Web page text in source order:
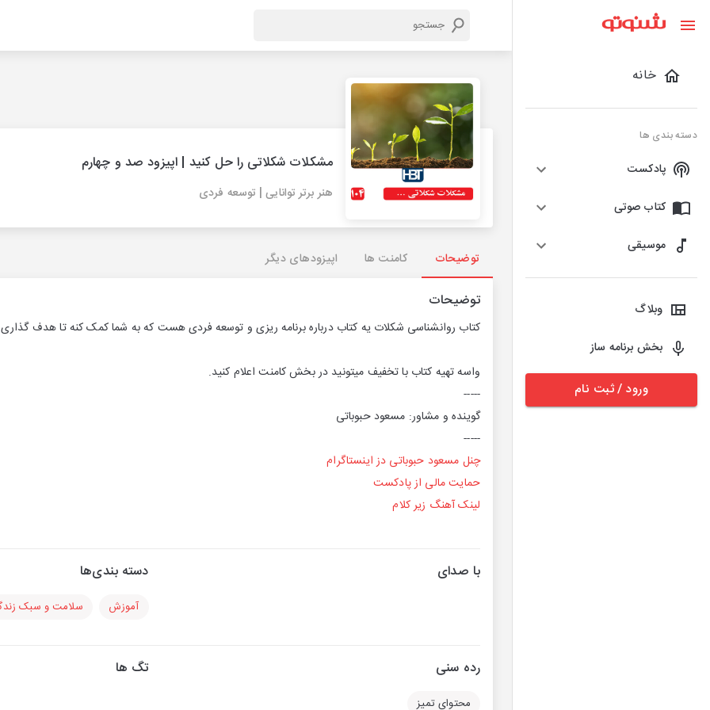
خانه
دسته بندی ها
پادکست
کتاب صوتی
موسیقی
وبلاگ
بخش برنامه ساز
ورود / ثبت نام
مشکلات شکلاتی را حل کنید | اپیزود صد و چهارم
هنر برتر توانایی | توسعه فردی
توضیحات کامنت ها اپیزودهای دیگر
توضیحات
کتاب روانشناسی شکلات یه کتاب درباره برنامه ریزی و توسعه فردی هست که به شما کمک کنه تا هدف گذاری
واسه تهیه کتاب با تخفیف میتونید در بخش کامنت اعلام کنید.
-----
گوینده و مشاور: مسعود حبوباتی
-----
چنل مسعود حبوباتی دز اینستاگرام
حمایت مالی از پادکست
لینک آهنگ زیر کلام
با صدای دسته بندی‌ها
آموزش سلامت و سبک
رده سنی
محتوای تمیز
تگ ها